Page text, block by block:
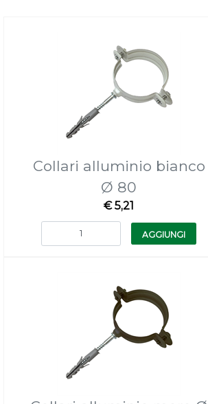
Collari alluminio bianco
Ø 80
€ 5,21
Quantità
AGGIUNGI